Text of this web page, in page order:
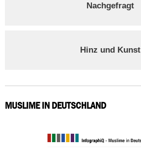
Nachgefragt
Hinz und Kunst
MUSLIME IN DEUTSCHLAND